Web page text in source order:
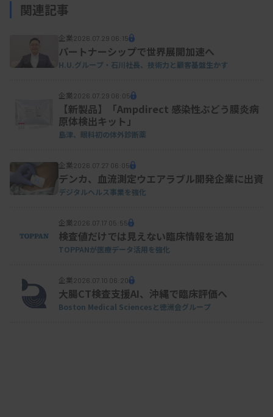
関連記事
企業2026.07.29 06:15
パートナーシップで世界展開加速へ
H.U.グループ・石川社長、技術力と顧客基盤生かす
企業2026.07.29 06:05
【新製品】「Ampdirect 感染性ぶどう膜炎病
原体検出キット」
島津、眼科初の体外診断薬
企業2026.07.27 06:05
デンカ、血流測定ウエアラブル開発企業に出資
デジタルヘルス事業を強化
企業2026.07.17 05:55
検査値だけでは見えない臨床情報を追加
TOPPANが医療データ活用を強化
企業2026.07.10 06:20
大腸CT検査支援AI、沖縄で臨床評価へ
Boston Medical Sciencesと徳洲会グループ